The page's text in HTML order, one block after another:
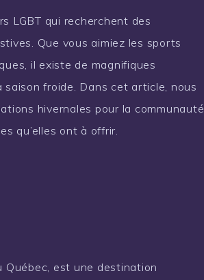
LGBT qui recherchent des
Que vous aimiez les sports
il existe de magnifiques
froide. Dans cet article, nous
hivernales pour la communauté
qu’elles ont à offrir.
Québec, est une destination